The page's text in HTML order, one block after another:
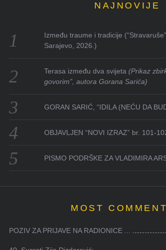
NAJNOVIJE
Između traume i tradicije
Sarajevo, 2026.)
Terasa između dva svijeta(Prikaz
govorim”, autora Gorana Sarića)
GORAN SARIĆ, “IDILA (NEĆU DA
OBJAVLJEN “NOVI IZRAZ” br. 101-
PISMO PODRŠKE ZA VLADIMIRA
MOST
POZIV ZA PRIJAVE NA RADIONICE ...